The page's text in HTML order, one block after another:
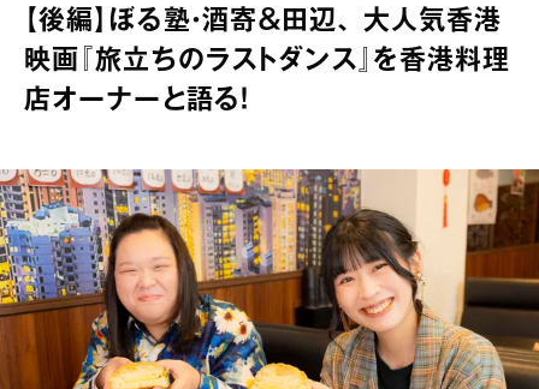
【後編】ぼる塾・酒寄＆田辺、 大人気香港
映画『旅立ちのラストダンス』を香港料理
店オーナーと語る！